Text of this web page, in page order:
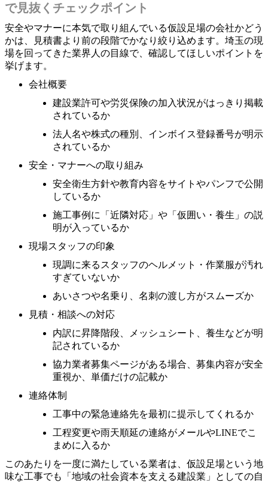
で見抜くチェックポイント
安全やマナーに本気で取り組んでいる仮設足場の会社かどう
かは、見積書より前の段階でかなり絞り込めます。埼玉の現
場を回ってきた業界人の目線で、確認してほしいポイントを
挙げます。
会社概要
建設業許可や労災保険の加入状況がはっきり掲載
されているか
法人名や株式の種別、インボイス登録番号が明示
されているか
安全・マナーへの取り組み
安全衛生方針や教育内容をサイトやパンフで公開
しているか
施工事例に「近隣対応」や「仮囲い・養生」の説
明が入っているか
現場スタッフの印象
現調に来るスタッフのヘルメット・作業服が汚れ
すぎていないか
あいさつや名乗り、名刺の渡し方がスムーズか
見積・相談への対応
内訳に昇降階段、メッシュシート、養生などが明
記されているか
協力業者募集ページがある場合、募集内容が安全
重視か、単価だけの記載か
連絡体制
工事中の緊急連絡先を最初に提示してくれるか
工程変更や雨天順延の連絡がメールやLINEでこ
まめに入るか
このあたりを一度に満たしている業者は、仮設足場という地
味な工事でも「地域の社会資本を支える建設業」としての自